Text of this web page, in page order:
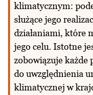
klimatycznym:
służące jego
działaniami, które
jego celu. Istotne
zobowiązuje każde
do uwzględnienia
klimatycznej w